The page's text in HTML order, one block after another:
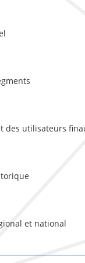
des utilisateurs
et national